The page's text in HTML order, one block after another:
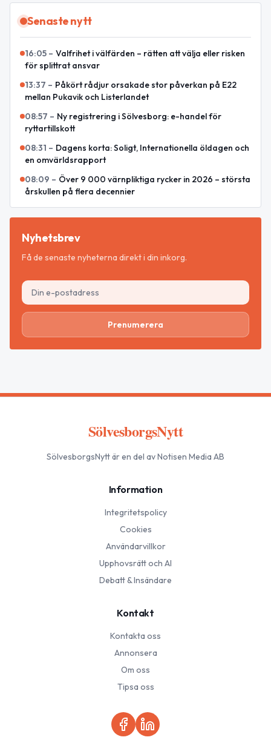
Senaste nytt
16:05 – Valfrihet i välfärden – rätten att välja eller risken
för splittrat ansvar
13:37 – Påkört rådjur orsakade stor påverkan på E22
mellan Pukavik och Listerlandet
08:57 – Ny registrering i Sölvesborg: e-handel för
ryttartillskott
08:31 – Dagens korta: Soligt, Internationella öldagen och
en omvärldsrapport
08:09 – Över 9 000 värnpliktiga rycker in 2026 – största
årskullen på flera decennier
Nyhetsbrev
Få de senaste nyheterna direkt i din inkorg.
Prenumerera
SölvesborgsNytt
SölvesborgsNyttär en del av Notisen Media AB
Information
Integritetspolicy
Cookies
Användarvillkor
Upphovsrätt och AI
Debatt & Insändare
Kontakt
Kontakta oss
Annonsera
Om oss
Tipsa oss